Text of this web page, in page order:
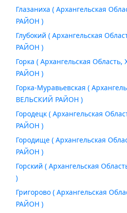
Глазаниха ( Архангельская
РАЙОН )
Глубокий ( Архангельская
РАЙОН )
Горка ( Архангельская
РАЙОН )
Горка-Муравьевская (
ВЕЛЬСКИЙ РАЙОН )
Городецк ( Архангельская
РАЙОН )
Городище ( Архангельская
РАЙОН )
Горский ( Архангельская
)
Григорово ( Архангельская
РАЙОН )